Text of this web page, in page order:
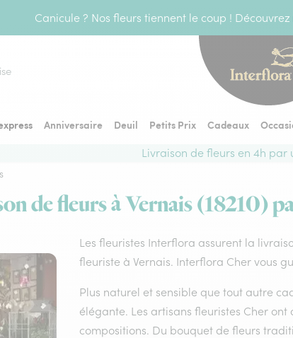
Canicule ? Nos fleurs tiennent le coup !
Anniversaire Deuil Petits Prix Cadeaux
Livraison de fleurs en 4h par
de fleurs à Vernais (18210)
Les fleuristes Interflora assurent la
fleuriste à Vernais. Interflora Cher vous
Plus naturel et sensible que tout autre
élégante. Les artisans fleuristes Cher
compositions. Du bouquet de fleurs